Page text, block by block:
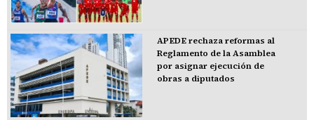
APEDE rechaza reformas al
Reglamento de la Asamblea
por asignar ejecución de
obras a diputados